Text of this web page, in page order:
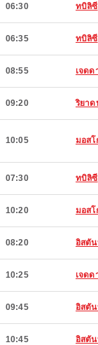
06:30 ทบิลิซี
06:35 ทบิลิซี
08:55 เจดด
09:20 ริยาด
10:05 มอสโ
07:30 ทบิลิซี
10:20 มอสโ
08:20 อิสตั
10:25 เจดด
09:45 อิสตั
10:45 อิสตั